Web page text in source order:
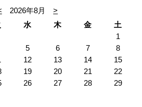
2026年8月
>
水 木 金
土
1
5 6 7
8
12 13 14
15
19 20 21
22
26 27 28
29